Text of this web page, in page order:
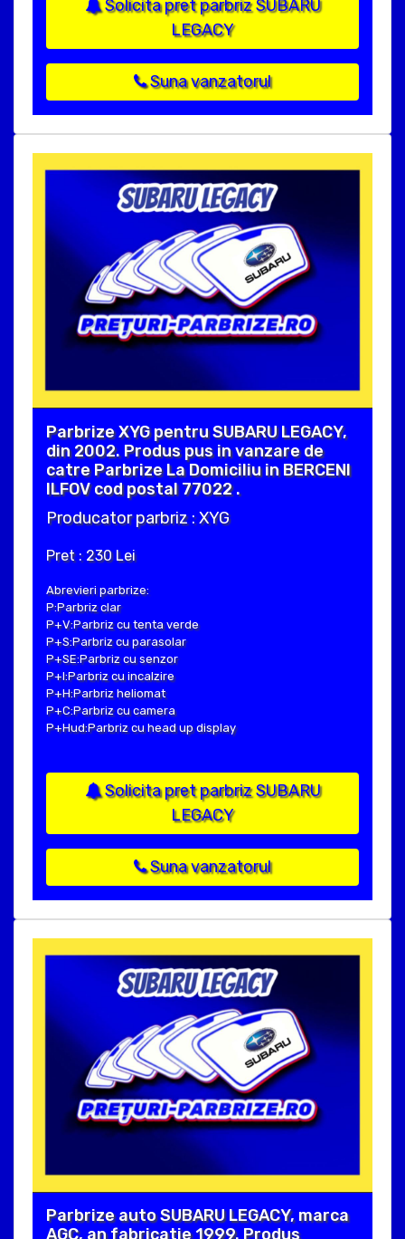
Solicita pret parbriz SUBARU
LEGACY
Suna vanzatorul
Parbrize XYG pentru SUBARU LEGACY,
din 2002. Produs pus in vanzare de
catre Parbrize La Domiciliu in BERCENI
ILFOV cod postal 77022 .
Producator parbriz : XYG
Pret : 230 Lei
Abrevieri parbrize:
P:Parbriz clar
P+V:Parbriz cu tenta verde
P+S:Parbriz cu parasolar
P+SE:Parbriz cu senzor
P+I:Parbriz cu incalzire
P+H:Parbriz heliomat
P+C:Parbriz cu camera
P+Hud:Parbriz cu head up display
Solicita pret parbriz SUBARU
LEGACY
Suna vanzatorul
Parbrize auto SUBARU LEGACY, marca
AGC, an fabricatie 1999. Produs